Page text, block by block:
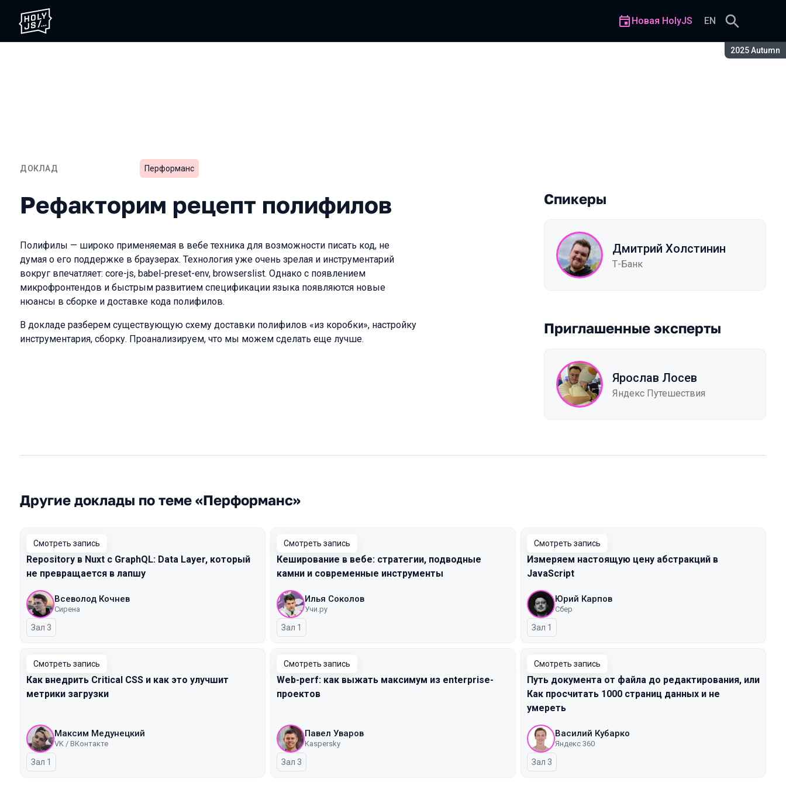
Сезон:
2025 Autumn
Новая HolyJS EN
ДОКЛАД
Рефакторим рецепт полифилов
Перформанс
Рефакторим рецепт полифилов
Полифилы — широко применяемая в вебе техника для возможности писать код, не
думая о его поддержке в браузерах. Технология уже очень зрелая и инструментарий
вокруг впечатляет: core-js, babel-preset-env, browserslist. Однако с появлением
микрофронтендов и быстрым развитием спецификации языка появляются новые
нюансы в сборке и доставке кода полифилов.
В докладе разберем существующую схему доставки полифилов «из коробки», настройку
инструментария, сборку. Проанализируем, что мы можем сделать еще лучше.
Спикеры
Дмитрий Холстинин
Т-Банк
Приглашенные эксперты
Ярослав Лосев
Яндекс Путешествия
Другие доклады по теме «Перформанс»
Смотреть запись
Repository в Nuxt с GraphQL: Data Layer, который
не превращается в лапшу
Всеволод Кочнев
Сирена
Зал 3
Смотреть запись
Кеширование в вебе: стратегии, подводные
камни и современные инструменты
Илья Соколов
Учи.ру
Зал 1
Смотреть запись
Измеряем настоящую цену абстракций в
JavaScript
Юрий Карпов
Сбер
Зал 1
Смотреть запись
Как внедрить Critical CSS и как это улучшит
метрики загрузки
Максим Медунецкий
VK / ВКонтакте
Зал 1
Смотреть запись
Web-perf: как выжать максимум из enterprise-
проектов
Павел Уваров
Kaspersky
Зал 3
Смотреть запись
Путь документа от файла до редактирования, или
Как просчитать 1000 страниц данных и не
умереть
Василий Кубарко
Яндекс 360
Зал 3